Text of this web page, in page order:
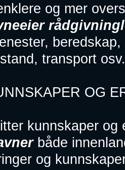
og mer
rådgivning
transport
OG
kunnskaper
både
og